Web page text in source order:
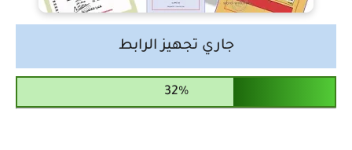
جاري تجهيز الرابط